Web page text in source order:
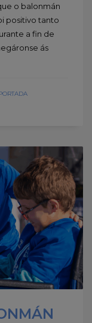
o balonmán
positivo tanto
a fin de
ás